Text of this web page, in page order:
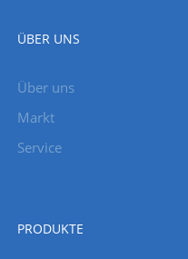
ÜBER UNS
Über uns
Markt
Service
PRODUKTE